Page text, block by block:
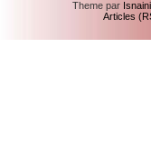
Theme par
Articles